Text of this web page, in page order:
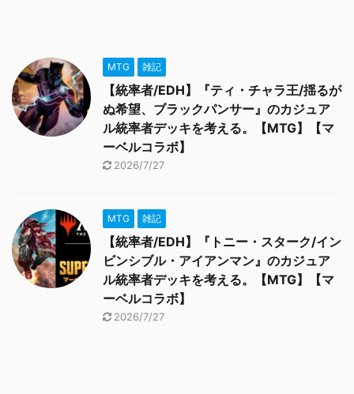
MTG 雑記
【統率者/EDH】『ティ・チャラ王/揺るが
ぬ希望、ブラックパンサー』のカジュア
ル統率者デッキを考える。【MTG】【マ
ーベルコラボ】
2026/7/27
MTG 雑記
【統率者/EDH】『トニー・スターク/イン
ビンシブル・アイアンマン』のカジュア
ル統率者デッキを考える。【MTG】【マ
ーベルコラボ】
2026/7/27